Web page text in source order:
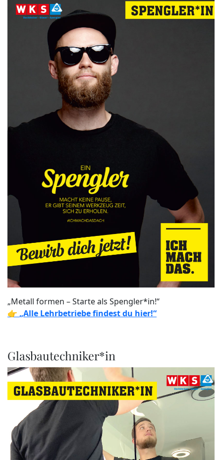
„Metall formen – Starte als Spengler*in!“
👉 „Alle Lehrbetriebe findest du hier!“
Glasbautechniker*in